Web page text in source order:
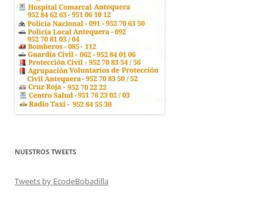
NUESTROS TWEETS
Tweets by EcodeBobadilla